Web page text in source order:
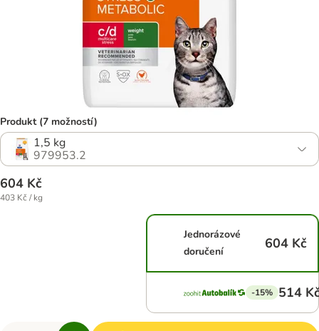
Produkt (7 možností)
1,5 kg
979953.2
604 Kč
403 Kč / kg
Jednorázové
doručení
604 Kč
-15% 514